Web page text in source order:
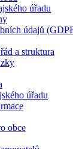
úřadu
údajů
a struktura
úřadu
obce